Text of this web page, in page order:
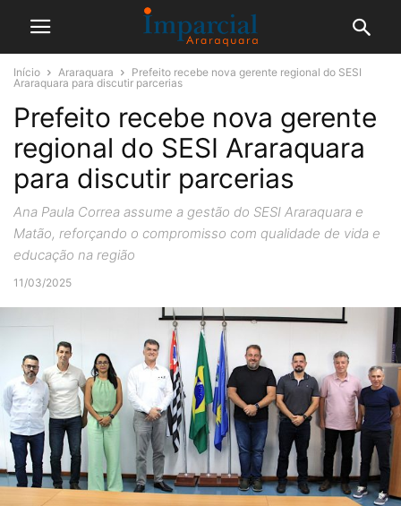
Início Araraquara
Prefeito recebe nova gerente regional do SESI
Araraquara para discutir parcerias
Prefeito recebe nova gerente
regional do SESI Araraquara
para discutir parcerias
Ana Paula Correa assume a gestão do SESI Araraquara e
Matão, reforçando o compromisso com qualidade de vida e
educação na região
11/03/2025